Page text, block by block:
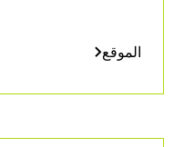
الموقع